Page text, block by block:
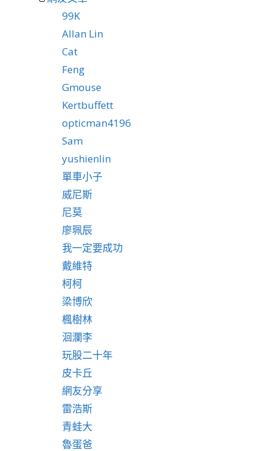
99K
Allan Lin
Cat
Feng
Gmouse
Kertbuffett
opticman4196
Sam
yushienlin
單車小子
威尼斯
尼莫
廖珮辰
我一定要成功
戴維特
柯柯
梁博欣
楓樹林
洄瀾李
玩股二十年
皮卡丘
網友分享
雷浩斯
青蛙大
魯蛋爸